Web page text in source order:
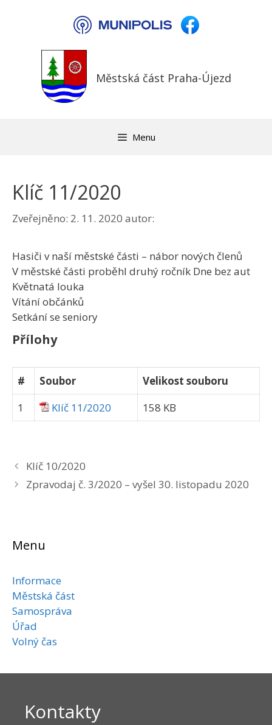
Městská část Praha-Újezd
Menu
Klíč 11/2020
Zveřejněno: 2. 11. 2020 autor:
Hasiči v naší městské části – nábor nových členů
V městské části proběhl druhý ročník Dne bez aut
Květnatá louka
Vítání občánků
Setkání se seniory
Přílohy
# Soubor
Velikost souboru
1
Klíč 11/2020 158 KB
Klíč 10/2020
Zpravodaj č. 3/2020 – vyšel 30. listopadu 2020
Menu
Informace
Městská část
Samospráva
Úřad
Volný čas
Kontakty